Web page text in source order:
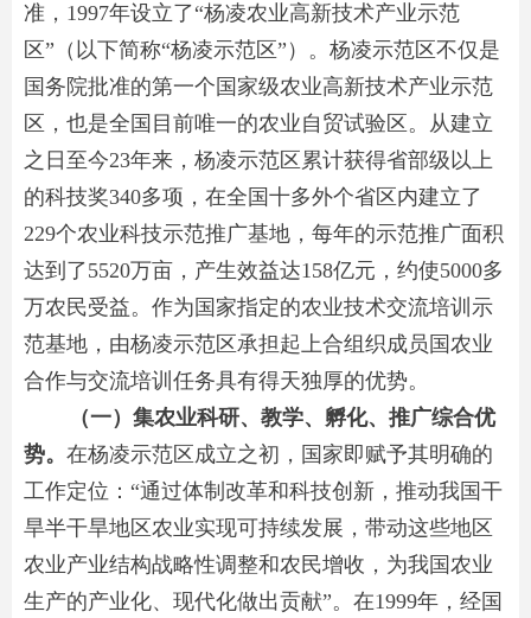
准，1997年设立了“杨凌农业高新技术产业示范
区”（以下简称“杨凌示范区”）。杨凌示范区不仅是
国务院批准的第一个国家级农业高新技术产业示范
区，也是全国目前唯一的农业自贸试验区。从建立
之日至今23年来，杨凌示范区累计获得省部级以上
的科技奖340多项，在全国十多外个省区内建立了
229个农业科技示范推广基地，每年的示范推广面积
达到了5520万亩，产生效益达158亿元，约使5000多
万农民受益。作为国家指定的农业技术交流培训示
范基地，由杨凌示范区承担起上合组织成员国农业
合作与交流培训任务具有得天独厚的优势。
（一）集农业科研、教学、孵化、推广综合优
势。 在杨凌示范区成立之初，国家即赋予其明确的
工作定位：“通过体制改革和科技创新，推动我国干
旱半干旱地区农业实现可持续发展，带动这些地区
农业产业结构战略性调整和农民增收，为我国农业
生产的产业化、现代化做出贡献”。在1999年，经国